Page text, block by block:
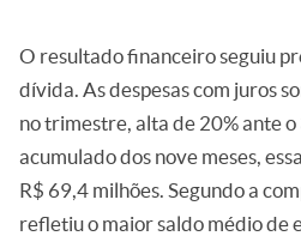
O resultado financeiro seguiu
dívida. As despesas com juros
no trimestre, alta de 20% ante
acumulado dos nove meses,
R$ 69,4 milhões. Segundo a
refletiu o maior saldo médio de